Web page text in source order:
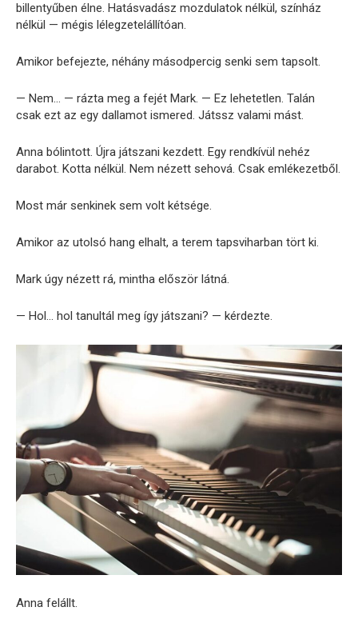
billentyűben élne. Hatásvadász mozdulatok nélkül, színház
nélkül — mégis lélegzetelállítóan.
Amikor befejezte, néhány másodpercig senki sem tapsolt.
— Nem… — rázta meg a fejét Mark. — Ez lehetetlen. Talán
csak ezt az egy dallamot ismered. Játssz valami mást.
Anna bólintott. Újra játszani kezdett. Egy rendkívül nehéz
darabot. Kotta nélkül. Nem nézett sehová. Csak emlékezetből.
Most már senkinek sem volt kétsége.
Amikor az utolsó hang elhalt, a terem tapsviharban tört ki.
Mark úgy nézett rá, mintha először látná.
— Hol… hol tanultál meg így játszani? — kérdezte.
Anna felállt.